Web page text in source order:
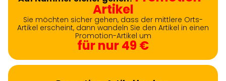
Artikel
Sie möchten sicher gehen, dass der mittlere Orts-
Artikel erscheint, dann wandeln Sie den Artikel in einen
Promotion-Artikel um
für nur 49 €